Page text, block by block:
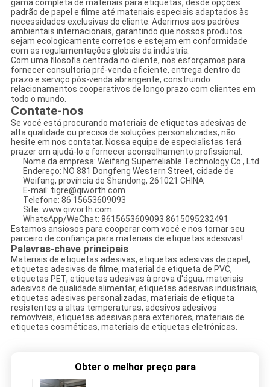
gama completa de materiais para etiquetas, desde opções
padrão de papel e filme até materiais especiais adaptados às
necessidades exclusivas do cliente. Aderimos aos padrões
ambientais internacionais, garantindo que nossos produtos
sejam ecologicamente corretos e estejam em conformidade
com as regulamentações globais da indústria.
Com uma filosofia centrada no cliente, nos esforçamos para
fornecer consultoria pré-venda eficiente, entrega dentro do
prazo e serviço pós-venda abrangente, construindo
relacionamentos cooperativos de longo prazo com clientes em
todo o mundo.
Contate-nos
Se você está procurando materiais de etiquetas adesivas de
alta qualidade ou precisa de soluções personalizadas, não
hesite em nos contatar. Nossa equipe de especialistas terá
prazer em ajudá-lo e fornecer aconselhamento profissional.
Nome da empresa: Weifang Superreliable Technology Co., Ltd
Endereço: NO 881 Dongfeng Western Street, cidade de
Weifang, província de Shandong, 261021 CHINA
E-mail: tigre@qiworth.com
Telefone: 86 15653609093
Site: www.qiworth.com
WhatsApp/WeChat: 8615653609093 8615095232491
Estamos ansiosos para cooperar com você e nos tornar seu
parceiro de confiança para materiais de etiquetas adesivas!
Palavras-chave principais
Materiais de etiquetas adesivas, etiquetas adesivas de papel,
etiquetas adesivas de filme, material de etiqueta de PVC,
etiquetas PET, etiquetas adesivas à prova d'água, materiais
adesivos de qualidade alimentar, etiquetas adesivas industriais,
etiquetas adesivas personalizadas, materiais de etiqueta
resistentes a altas temperaturas, adesivos adesivos
removíveis, etiquetas adesivas para exteriores, materiais de
etiquetas cosméticas, materiais de etiquetas eletrônicas.
Obter o melhor preço para